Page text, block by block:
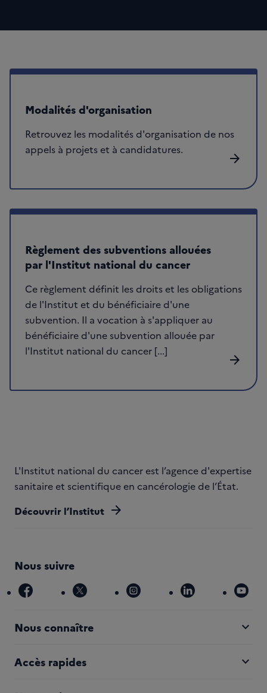
Modalités d'organisation
Retrouvez les modalités d'organisation de nos
appels à projets et à candidatures.
arrow_forward
Règlement des subventions allouées
par l'Institut national du cancer
Ce règlement définit les droits et les obligations
de l'Institut et du bénéficiaire d'une
subvention. Il a vocation à s'appliquer au
bénéficiaire d'une subvention allouée par
l'Institut national du cancer [...]
arrow_forward
L'Institut national du cancer est l’agence d'expertise
sanitaire et scientifique en cancérologie de l’État.
Découvrir l’Institut arrow_forward
Nous suivre
facebook x instagram linkedin
Nous connaître expand_more
Accès rapides expand_more